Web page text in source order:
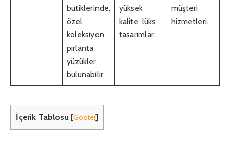
butiklerinde,
özel
koleksiyon
pırlanta
yüzükler
bulunabilir.
yüksek
kalite, lüks
tasarımlar.
müşteri
hizmetleri.
İçerik Tablosu [Göster]